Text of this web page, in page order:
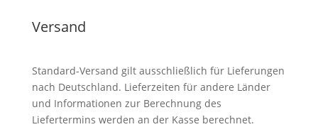
Versand
Standard-Versand gilt ausschließlich für Lieferungen
nach Deutschland. Lieferzeiten für andere Länder
und Informationen zur Berechnung des
Liefertermins werden an der Kasse berechnet.